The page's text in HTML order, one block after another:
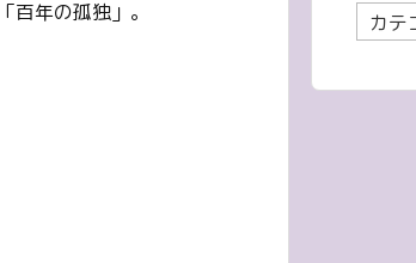
年の孤独」。
カ
テ
リ